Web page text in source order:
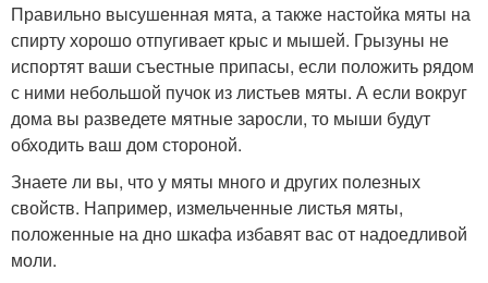
Правильно высушенная мята, а также настойка мяты на
спирту хорошо отпугивает крыс и мышей. Грызуны не
испортят ваши съестные припасы, если положить рядом
с ними небольшой пучок из листьев мяты. А если вокруг
дома вы разведете мятные заросли, то мыши будут
обходить ваш дом стороной.
Знаете ли вы, что у мяты много и других полезных
свойств. Например, измельченные листья мяты,
положенные на дно шкафа избавят вас от надоедливой
моли.